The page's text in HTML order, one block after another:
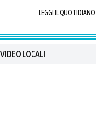
LEGGI IL QUOTIDIANO
VIDEO LOCALI